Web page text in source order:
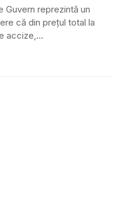
Guvern reprezintă un
că din preţul total la
accize,...